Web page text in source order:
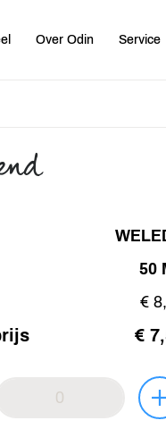
Over Odin Service
50
€
€